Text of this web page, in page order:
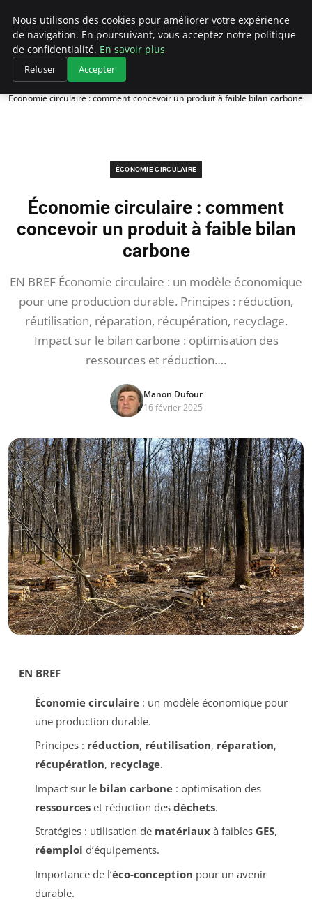
Climategatecountryclub.com
Accueil
Économie circulaire
Économie circulaire : comment concevoir un produit à faible bilan carbone
ÉCONOMIE CIRCULAIRE
Économie circulaire : comment
concevoir un produit à faible bilan
carbone
EN BREF Économie circulaire : un modèle économique
pour une production durable. Principes : réduction,
réutilisation, réparation, récupération, recyclage.
Impact sur le bilan carbone : optimisation des
ressources et réduction….
Manon Dufour
16 février 2025
EN BREF
Économie circulaire: un modèle économique pour
une production durable.
Principes : réduction, réutilisation, réparation,
récupération, recyclage.
Impact sur le bilan carbone: optimisation des
ressourceset réduction des déchets.
Stratégies : utilisation de matériauxà faibles GES,
réemploi d’équipements.
Importance de l’éco-conception pour un avenir
durable.
Nous utilisons des cookies pour améliorer votre expérience
de navigation. En poursuivant, vous acceptez notre politique
de confidentialité. En savoir plus
Refuser Accepter